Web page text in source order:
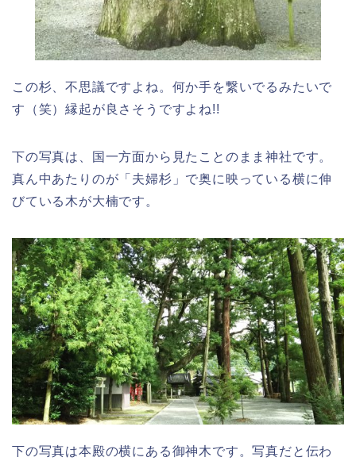
この杉、不思議ですよね。何か手を繋いでるみたいで
す（笑）縁起が良さそうですよね!!
下の写真は、国一方面から見たことのまま神社です。
真ん中あたりのが「夫婦杉」で奥に映っている横に伸
びている木が大楠です。
下の写真は本殿の横にある御神木です。写真だと伝わ